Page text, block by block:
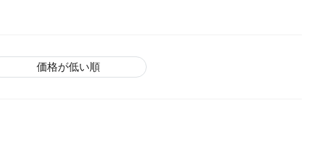
価格が低い順